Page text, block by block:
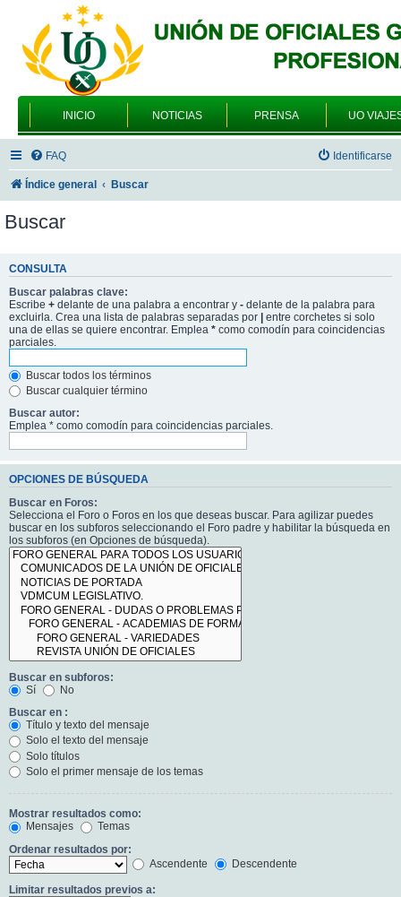
INICIO NOTICIAS PRENSA UO
FAQ Identificarse
Índice general Buscar
Buscar
CONSULTA
Buscar palabras clave:
Escribe + delante de una palabra a encontrar y - delante de la palabra para
excluirla. Crea una lista de palabras separadas por | entre corchetes si solo
una de ellas se quiere encontrar. Emplea * como comodín para coincidencias
parciales.
Buscar todos los términos
Buscar cualquier término
Buscar autor:
Emplea * como comodín para coincidencias parciales.
OPCIONES DE BÚSQUEDA
Buscar en Foros:
Selecciona el Foro o Foros en los que deseas buscar. Para agilizar puedes
buscar en los subforos seleccionando el Foro padre y habilitar la búsqueda en
los subforos (en Opciones de búsqueda).
Buscar en subforos:
Sí
No
Buscar en :
Título y texto del mensaje
Solo el texto del mensaje
Solo títulos
Solo el primer mensaje de los temas
Mostrar resultados como:
Mensajes
Temas
Ordenar resultados por:
Ascendente
Descendente
Limitar resultados previos a: